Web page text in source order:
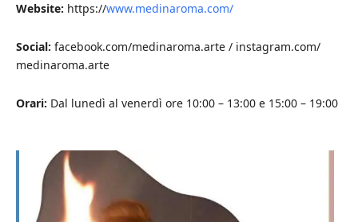
Website: https://www.medinaroma.com/
Social: facebook.com/medinaroma.arte / instagram.com/
medinaroma.arte
Orari: Dal lunedì al venerdì ore 10:00 – 13:00 e 15:00 – 19:00